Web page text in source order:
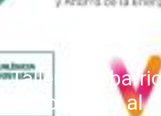
Taller "Los
se conectan al